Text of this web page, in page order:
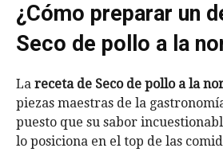
¿Cómo preparar un
Seco de pollo a la
La receta de Seco de pollo a la
piezas maestras de la
puesto que su sabor
lo posiciona en el top de las